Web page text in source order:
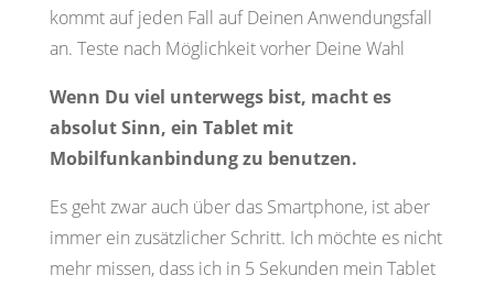
kommt auf jeden Fall auf Deinen Anwendungsfall
an. Teste nach Möglichkeit vorher Deine Wahl
Wenn Du viel unterwegs bist, macht es
absolut Sinn, ein Tablet mit
Mobilfunkanbindung zu benutzen.
Es geht zwar auch über das Smartphone, ist aber
immer ein zusätzlicher Schritt. Ich möchte es nicht
mehr missen, dass ich in 5 Sekunden mein Tablet